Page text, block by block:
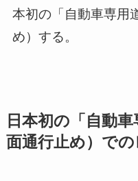
本初の「自動車専用
め）する。
日本初の「自動
面通行止め）での